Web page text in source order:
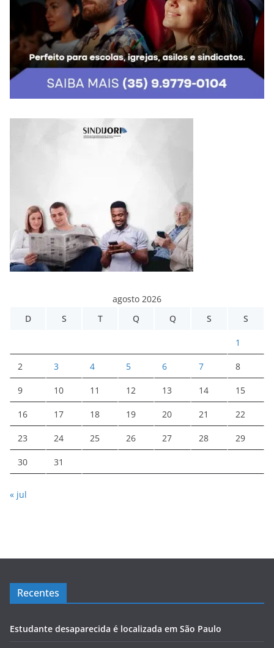
agosto 2026
D
S T Q Q S S
1
2 3 4 5 6 7 8
9 10 11 12 13 14 15
16 17 18 19 20 21 22
23 24 25 26 27 28 29
30 31
« jul
Recentes
Estudante desaparecida é localizada em São Paulo